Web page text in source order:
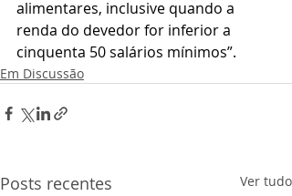
alimentares, inclusive quando a
renda do devedor for inferior a
cinquenta 50 salários mínimos”.
Em Discussão
Posts recentes Ver tudo